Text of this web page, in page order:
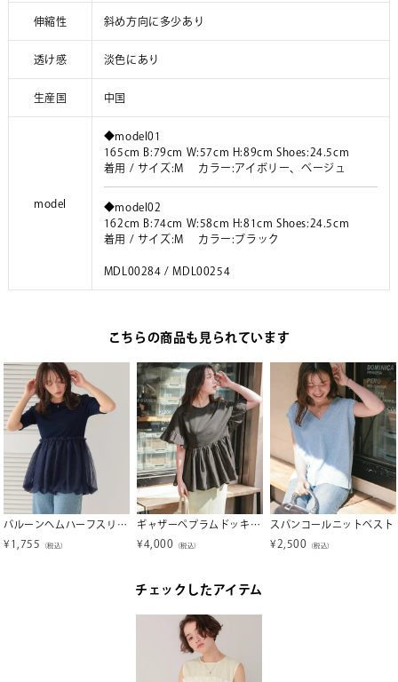
伸縮性 斜め方向に多少あり
透け感 淡色にあり
生産国 中国
model
◆model01
165cm B:79cm W:57cm H:89cm Shoes:24.5cm
着用 / サイズ:M カラー:アイボリー、ベージュ
◆model02
162cm B:74cm W:58cm H:81cm Shoes:24.5cm
着用 / サイズ:M カラー:ブラック
MDL00284 / MDL00254
こちらの商品も見られています
バルーンヘムハーフスリーブカットソー
¥ 1,755 （税込）
ギャザーペプラムドッキングトップス
¥4,000 （税込）
スパンコールニットベスト
¥ 2,500 （税込）
チェックしたアイテム